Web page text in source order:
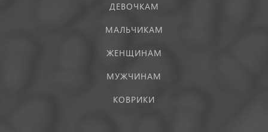
ДЕВОЧКАМ
МАЛЬЧИКАМ
ЖЕНЩИНАМ
МУЖЧИНАМ
КОВРИКИ